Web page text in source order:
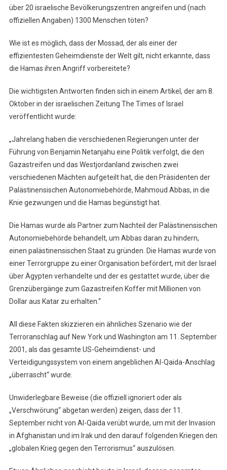
über 20 israelische Bevölkerungszentren angreifen und (nach
offiziellen Angaben) 1300 Menschen töten?
Wie ist es möglich, dass der Mossad, der als einer der
effizientesten Geheimdienste der Welt gilt, nicht erkannte, dass
die Hamas ihren Angriff vorbereitete?
Die wichtigsten Antworten finden sich in einem Artikel, der am 8.
Oktober in der israelischen Zeitung The Times of Israel
veröffentlicht wurde:
„Jahrelang haben die verschiedenen Regierungen unter der
Führung von Benjamin Netanjahu eine Politik verfolgt, die den
Gazastreifen und das Westjordanland zwischen zwei
verschiedenen Mächten aufgeteilt hat, die den Präsidenten der
Palästinensischen Autonomiebehörde, Mahmoud Abbas, in die
Knie gezwungen und die Hamas begünstigt hat.
Die Hamas wurde als Partner zum Nachteil der Palästinensischen
Autonomiebehörde behandelt, um Abbas daran zu hindern,
einen palästinensischen Staat zu gründen. Die Hamas wurde von
einer Terrorgruppe zu einer Organisation befördert, mit der Israel
über Ägypten verhandelte und der es gestattet wurde, über die
Grenzübergänge zum Gazastreifen Koffer mit Millionen von
Dollar aus Katar zu erhalten.“
All diese Fakten skizzieren ein ähnliches Szenario wie der
Terroranschlag auf New York und Washington am 11. September
2001, als das gesamte US-Geheimdienst- und
Verteidigungssystem von einem angeblichen Al-Qaida-Anschlag
„überrascht“ wurde.
Unwiderlegbare Beweise (die offiziell ignoriert oder als
„Verschwörung“ abgetan werden) zeigen, dass der 11.
September nicht von Al-Qaida verübt wurde, um mit der Invasion
in Afghanistan und im Irak und den darauf folgenden Kriegen den
„globalen Krieg gegen den Terrorismus“ auszulösen.